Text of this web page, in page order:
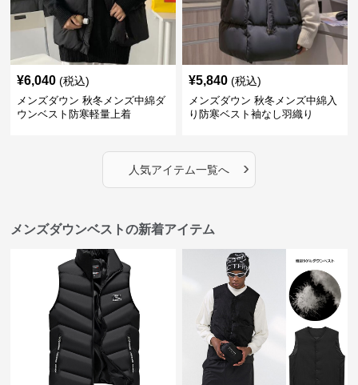
¥6,040 (税込)
メンズダウン 秋冬メンズ中綿ダ
ウンベスト防寒軽量上着
¥5,840 (税込)
メンズダウン 秋冬メンズ中綿入
り防寒ベスト袖なし羽織り
人気アイテム一覧へ ›
メンズダウンベストの新着アイテム